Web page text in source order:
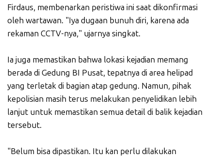
Firdaus, membenarkan peristiwa ini saat dikonfirmasi
oleh wartawan. "Iya dugaan bunuh diri, karena ada
rekaman CCTV-nya," ujarnya singkat.
Ia juga memastikan bahwa lokasi kejadian memang
berada di Gedung BI Pusat, tepatnya di area helipad
yang terletak di bagian atap gedung. Namun, pihak
kepolisian masih terus melakukan penyelidikan lebih
lanjut untuk memastikan semua detail di balik kejadian
tersebut.
"Belum bisa dipastikan. Itu kan perlu dilakukan